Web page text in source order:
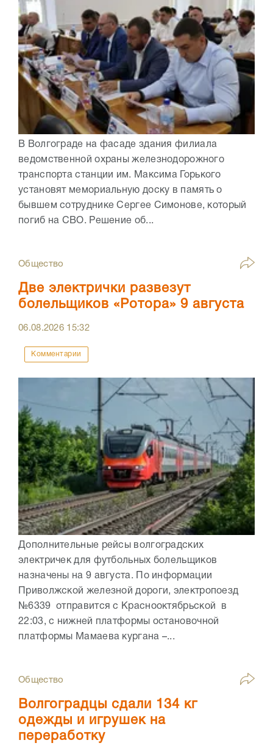
В Волгограде на фасаде здания филиала
ведомственной охраны железнодорожного
транспорта станции им. Максима Горького
установят мемориальную доску в память о
бывшем сотруднике Сергее Симонове, который
погиб на СВО. Решение об...
Общество
Две электрички развезут
болельщиков «Ротора» 9 августа
06.08.2026 15:32
Комментарии
Дополнительные рейсы волгоградских
электричек для футбольных болельщиков
назначены на 9 августа. По информации
Приволжской железной дороги, электропоезд
№6339 отправится с Краснооктябрьской в
22:03, с нижней платформы остановочной
платформы Мамаева кургана –...
Общество
Волгоградцы сдали 134 кг
одежды и игрушек на
переработку